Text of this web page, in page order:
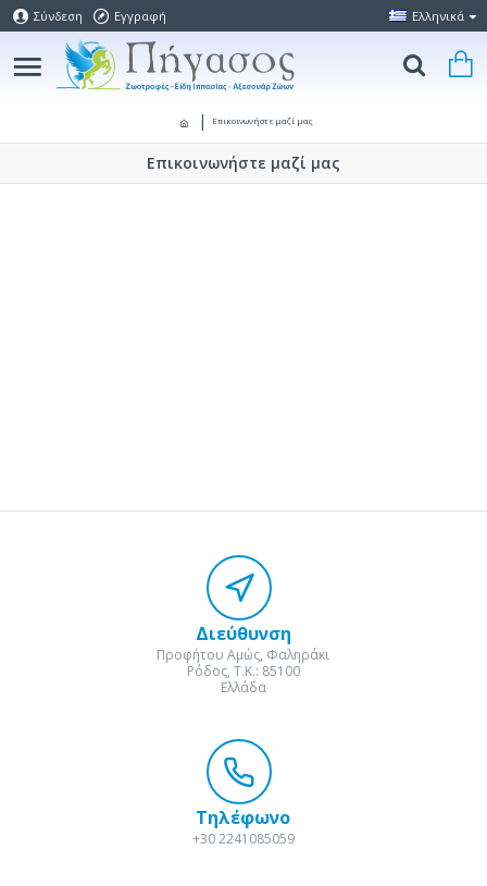
Σύνδεση Εγγραφή Ελληνικά
Επικοινωνήστε μαζί μας
Επικοινωνήστε μαζί μας
Διεύθυνση
Προφήτου Αμώς, Φαληράκι
Ρόδος, Τ.Κ.: 85100
Ελλάδα
Τηλέφωνο
+30 2241085059